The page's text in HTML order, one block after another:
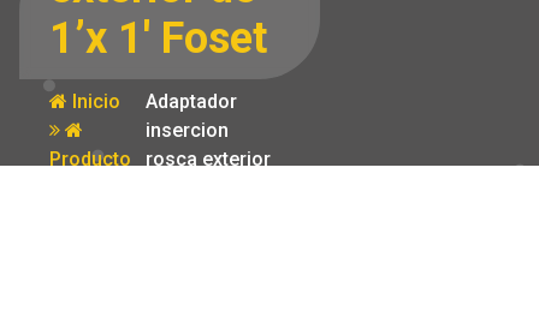
1’x 1′ Foset
Inicio
Producto
Adaptador
insercion
rosca exterior